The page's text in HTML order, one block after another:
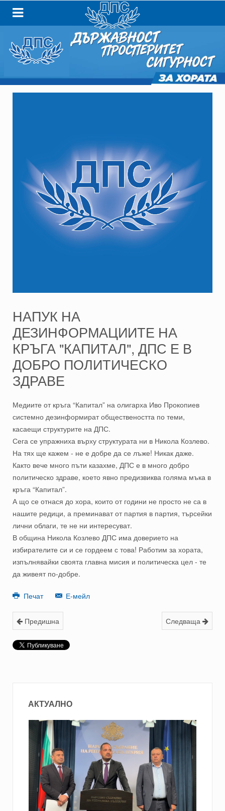
НАПУК НА
ДЕЗИНФОРМАЦИИТЕ НА
КРЪГА "КАПИТАЛ", ДПС Е В
ДОБРО ПОЛИТИЧЕСКО
ЗДРАВЕ
Медиите от кръга “Капитал” на олигарха Иво Прокопиев
системно дезинформират обществеността по теми,
касаещи структурите на ДПС.
Сега се упражниха върху структурата ни в Никола Козлево.
На тях ще кажем - не е добре да се лъже! Никак даже.
Както вече много пъти казахме, ДПС е в много добро
политическо здраве, което явно предизвиква голяма мъка в
кръга “Капитал”.
А що се отнася до хора, които от години не просто не са в
нашите редици, а преминават от партия в партия, търсейки
лични облаги, те не ни интересуват.
В община Никола Козлево ДПС има доверието на
избирателите си и се гордеем с това! Работим за хората,
изпълнявайки своята главна мисия и политическа цел - те
да живеят по-добре.
Печат Е-мейл
Предишна Следваща
АКТУАЛНО